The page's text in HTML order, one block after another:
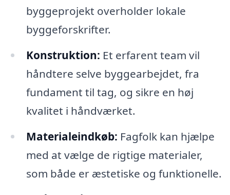
byggeprojekt overholder lokale
byggeforskrifter.
Konstruktion: Et erfarent team vil
håndtere selve byggearbejdet, fra
fundament til tag, og sikre en høj
kvalitet i håndværket.
Materialeindkøb: Fagfolk kan hjælpe
med at vælge de rigtige materialer,
som både er æstetiske og funktionelle.